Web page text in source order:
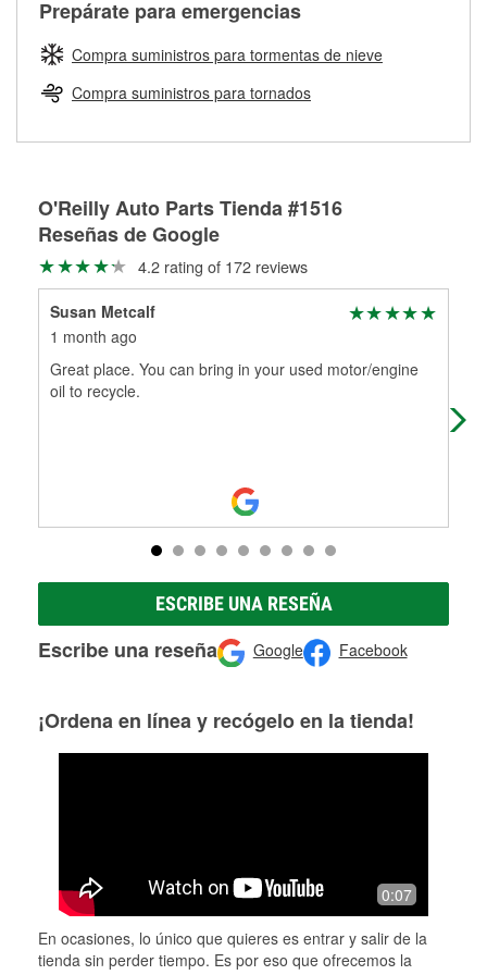
Herramientas de O'Reilly
pueden ser reutilizados, podemos ayudarte a encontrar las
partes de reemplazo correctas para tu reparación.
Rectificación de tambores y discos de freno
averiada o determina los acoplamientos y la longitud
adecuados para que te construyamos una nueva. O'Reilly
Auto Parts tiene las mangueras y los acoples adecuados
para reparar el sistema hidráulico de tu maquinaria
agrícola o de construcción.
Más información acerca del servicio de mangueras
Prepárate para emergencias
Compra suministros para tormentas de nieve
Compra suministros para tornados
O'Reilly Auto Parts Tienda #1516
Reseñas de Google
4.2 rating of 172 reviews
Susan Metcalf
1 month ago
Great place. You can bring in your used motor/engine
oil to recycle.
ESCRIBE UNA RESEÑA
Escribe una reseña Google Facebook
¡Ordena en línea y recógelo en la tienda!
0:07
En ocasiones, lo único que quieres es entrar y salir de la
tienda sin perder tiempo. Es por eso que ofrecemos la